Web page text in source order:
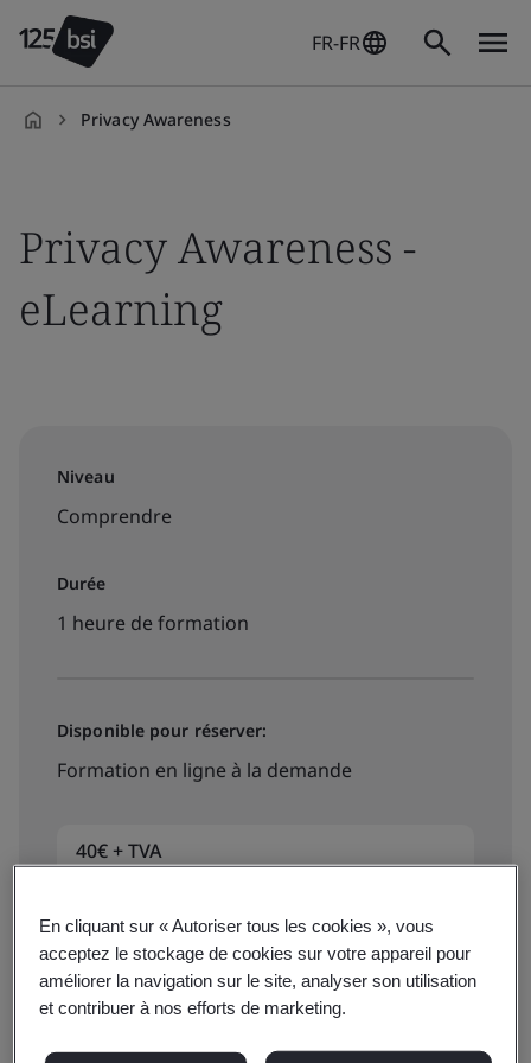
FR-FR
Privacy Awareness
Privacy Awareness -
eLearning
Niveau
Comprendre
Durée
1 heure de formation
Disponible pour réserver:
Formation en ligne à la demande
40€ + TVA
Dates et réservation immédiate
En cliquant sur « Autoriser tous les cookies », vous
acceptez le stockage de cookies sur votre appareil pour
améliorer la navigation sur le site, analyser son utilisation
et contribuer à nos efforts de marketing.